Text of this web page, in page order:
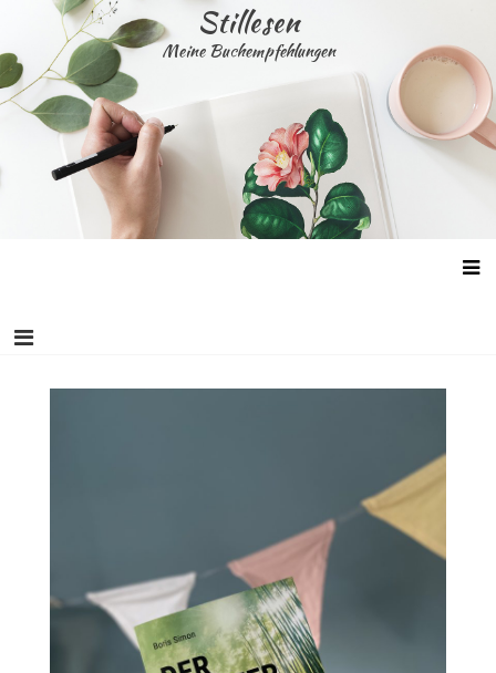
content
Stillesen
Meine Buchempfehlungen